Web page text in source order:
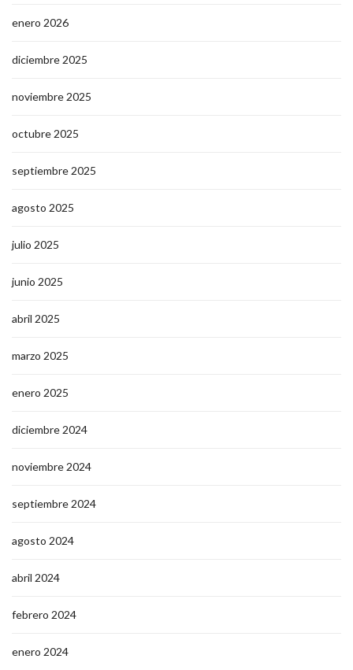
enero 2026
diciembre 2025
noviembre 2025
octubre 2025
septiembre 2025
agosto 2025
julio 2025
junio 2025
abril 2025
marzo 2025
enero 2025
diciembre 2024
noviembre 2024
septiembre 2024
agosto 2024
abril 2024
febrero 2024
enero 2024